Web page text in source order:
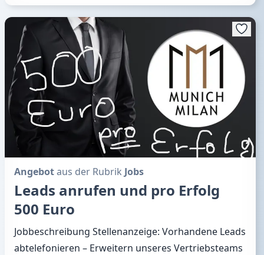
Angebotaus der Rubrik Jobs
Leads anrufen und pro Erfolg
500 Euro
Jobbeschreibung Stellenanzeige: Vorhandene Leads
abtelefonieren – Erweitern unseres Vertriebsteams